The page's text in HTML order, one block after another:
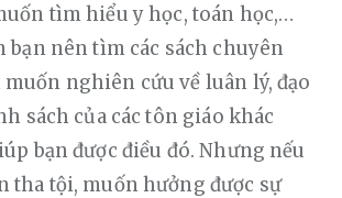
tìm hiểu y học, toán học,…
nên tìm các sách chuyên
muốn nghiên cứu về luân lý, đạo
sách của các tôn giáo khác
bạn được điều đó. Nhưng nếu
tha tội, muốn hưởng được sự